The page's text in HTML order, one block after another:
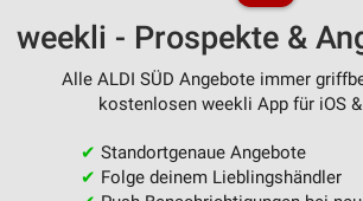
weekli - Prospekte &
Alle ALDI SÜD Angebote immer
kostenlosen weekli App für iOS
✔ Standortgenaue Angebote
✔ Folge deinem Lieblingshändler